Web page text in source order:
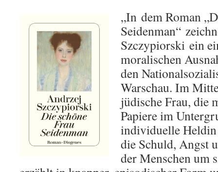
„In dem Roman
Seidenman“
Szczypiorski ein
moralischen
den
Warschau. Im
jüdische Frau, die
Papiere im
individuelle
die Schuld, Angst
der Menschen um